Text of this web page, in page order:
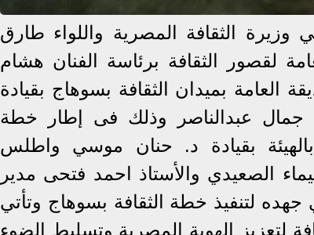
الثقافة المصرية واللواء طارق
لقصور الثقافة برئاسة الفنان هشام
العامة بميدان الثقافة بسوهاج بقيادة
جمال عبدالناصر وذلك فى إطار خطة
بالهيئة بقيادة د. حنان موسي واطلس
الصعيدي والأستاذ احمد فتحى مدير
لتنفيذ خطة الثقافة بسوهاج و​تأتي
لتعزيز الهوية المصرية وتسليط الضوء